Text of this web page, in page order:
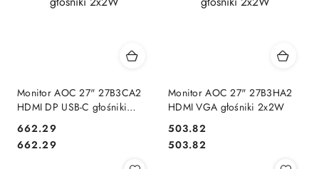
Monitor AOC 27" 27B3CA2
HDMI DP USB-C głośniki
Cena:
662.29
Cena:
662.29
Monitor AOC 27" 27B3HA2
HDMI VGA głośniki 2x2W
Cena:
503.82
Cena:
503.82